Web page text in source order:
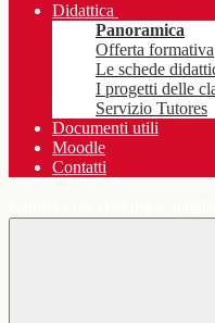
Didattica
Panoramica
Offerta formativa
Le schede
I progetti delle
Servizio Tutores
Documenti utili
Moodle
Contatti